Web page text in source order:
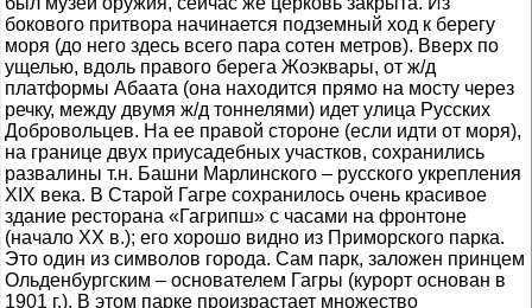
бокового притвора начинается подземный ход к берегу
моря (до него здесь всего пара сотен метров). Вверх по
ущелью, вдоль правого берега Жоэквары, от ж/д
платформы Абаата (она находится прямо на мосту через
речку, между двумя ж/д тоннелями) идет улица Русских
Добровольцев. На ее правой стороне (если идти от моря),
на границе двух приусадебных участков, сохранились
развалины т.н. Башни Марлинского – русского укрепления
XIX века. В Старой Гагре сохранилось очень красивое
здание ресторана «Гагрипш» с часами на фронтоне
(начало ХХ в.); его хорошо видно из Приморского парка.
Это один из символов города. Сам парк, заложен принцем
Ольденбургским – основателем Гагры (курорт основан в
1901 г.). В этом парке произрастает множество